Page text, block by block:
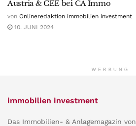
Austria & CEE bei CA Immo
von Onlineredaktion immobilien investment
10. JUNI 2024
WERBUNG
immobilien investment
Das Immobilien- & Anlagemagazin von